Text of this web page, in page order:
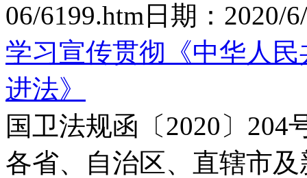
06/6199.htm 日期： 2020/
学习宣传贯彻《中华人
进法》
国卫法规函〔2020〕204
各省、自治区、直辖市